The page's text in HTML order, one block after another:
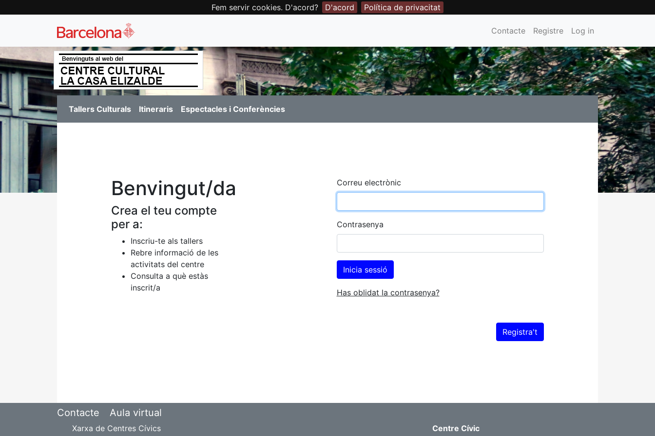
Fem servir cookies. D'acord? D'acord Política de privacitat
Contacte Registre Log in
Tallers Culturals Itineraris Espectacles i Conferències
Benvingut/da
Crea el teu compte
per a:
Inscriu-te als tallers
Rebre informació de les
activitats del centre
Consulta a què estàs
inscrit/a
Correu electrònic
Contrasenya
Has oblidat la contrasenya?
Contacte Aula virtual
Xarxa de Centres Cívics
Centre Cívic